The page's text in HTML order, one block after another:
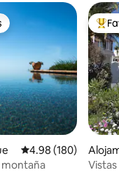
Calificación
4.98 (180)
montaña
na